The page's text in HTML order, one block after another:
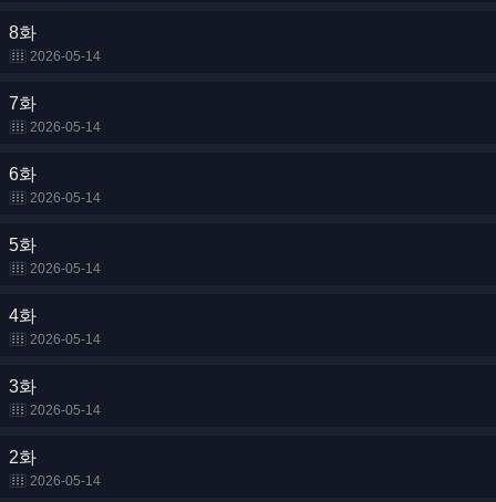
8화
2026-05-14
7화
2026-05-14
6화
2026-05-14
5화
2026-05-14
4화
2026-05-14
3화
2026-05-14
2화
2026-05-14